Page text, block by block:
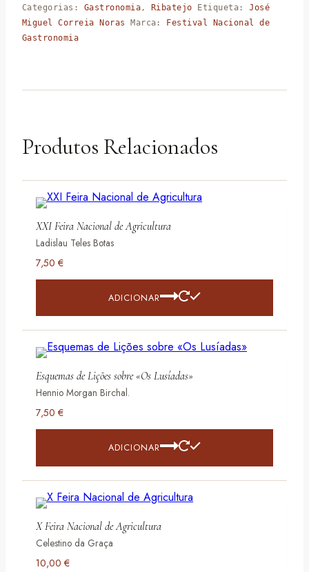
Categorias: Gastronomia ,Ribatejo Etiqueta:José
Miguel Correia Noras
Marca: Festival Nacional de
Gastronomia
Produtos Relacionados
XXI Feira Nacional de Agricultura
Ladislau Teles Botas
7,50 €
ADICIONAR
Esquemas de Lições sobre «Os Lusíadas»
Hennio Morgan Birchal.
7,50 €
ADICIONAR
X Feira Nacional de Agricultura
Celestino da Graça
10,00 €